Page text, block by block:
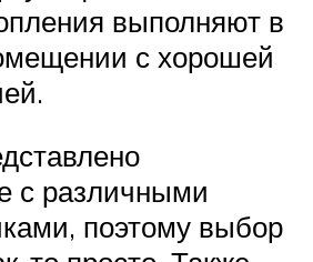
выполняют в
с хорошей
с различными
поэтому выбор